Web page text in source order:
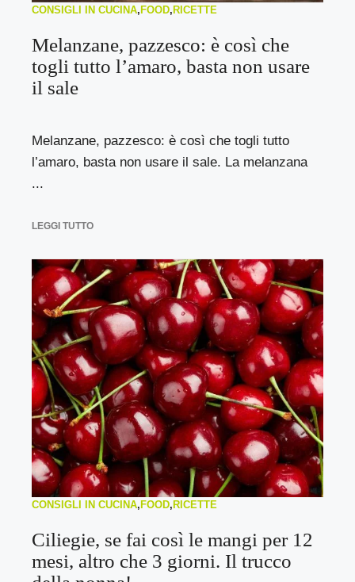
CONSIGLI IN CUCINA, FOOD, RICETTE
Melanzane, pazzesco: è così che
togli tutto l’amaro, basta non usare
il sale
Melanzane, pazzesco: è così che togli tutto
l’amaro, basta non usare il sale. La melanzana
...
LEGGI TUTTO
CONSIGLI IN CUCINA,FOOD,RICETTE
Ciliegie, se fai così le mangi per 12
mesi, altro che 3 giorni. Il trucco